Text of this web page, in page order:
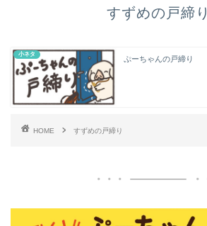
すずめの戸締り
小ネタ
ぷーちゃんの戸締り
HOME すずめの戸締り